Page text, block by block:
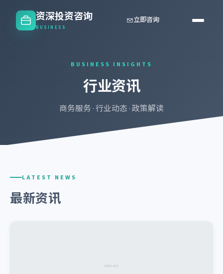
资深投资咨询
BUSINESS
立即咨询
BUSINESS INSIGHTS
行业资讯
商务服务 · 行业动态 · 政策解读
LATEST NEWS
最新资讯